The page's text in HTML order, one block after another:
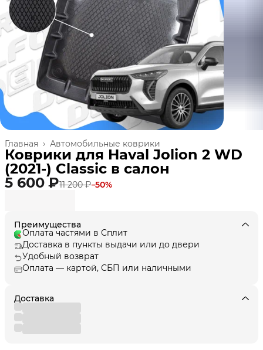
Автомобильные коврики
Главная ›
Коврики для Haval Jolion 2 WD
(2021-) Classic в cалон
5 600 ₽11 200 ₽−50%
Преимущества
Оплата частями в Сплит
Доставка в пункты выдачи или до двери
Удобный возврат
Оплата — картой, СБП или наличными
Доставка